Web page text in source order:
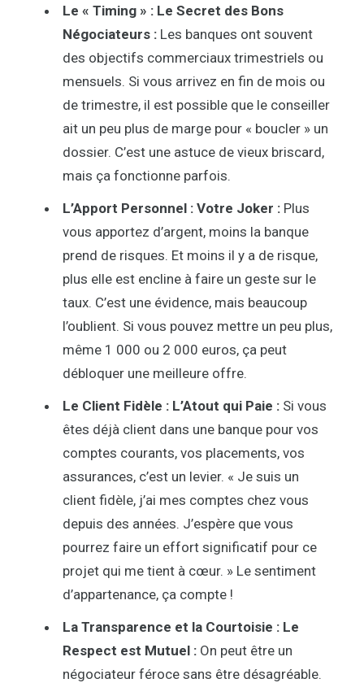
Le « Timing » : Le Secret des Bons
Négociateurs : Les banques ont souvent
des objectifs commerciaux trimestriels ou
mensuels. Si vous arrivez en fin de mois ou
de trimestre, il est possible que le conseiller
ait un peu plus de marge pour « boucler » un
dossier. C’est une astuce de vieux briscard,
mais ça fonctionne parfois.
L’Apport Personnel : Votre Joker : Plus
vous apportez d’argent, moins la banque
prend de risques. Et moins il y a de risque,
plus elle est encline à faire un geste sur le
taux. C’est une évidence, mais beaucoup
l’oublient. Si vous pouvez mettre un peu plus,
même 1 000 ou 2 000 euros, ça peut
débloquer une meilleure offre.
Le Client Fidèle : L’Atout qui Paie : Si vous
êtes déjà client dans une banque pour vos
comptes courants, vos placements, vos
assurances, c’est un levier. « Je suis un
client fidèle, j’ai mes comptes chez vous
depuis des années. J’espère que vous
pourrez faire un effort significatif pour ce
projet qui me tient à cœur. » Le sentiment
d’appartenance, ça compte !
La Transparence et la Courtoisie : Le
Respect est Mutuel : On peut être un
négociateur féroce sans être désagréable.